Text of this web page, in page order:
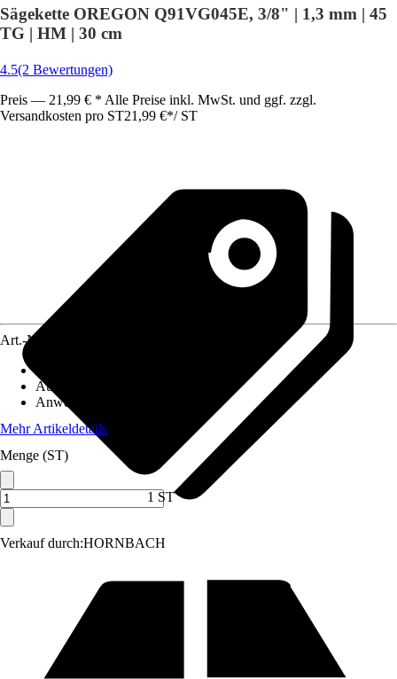
Sägekette OREGON Q91VG045E, 3/8" | 1,3 mm | 45
TG | HM | 30 cm
4.5(2 Bewertungen)
Preis — 21,99 € * Alle Preise inkl. MwSt. und ggf. zzgl.
Versandkosten pro ST21,99 €*/ ST
Verkauf durch:HORNBACH
Art.-Nr.
Ausführung
Anwendungsbereich
Mehr Artikeldetails
Menge (ST)
1 ST